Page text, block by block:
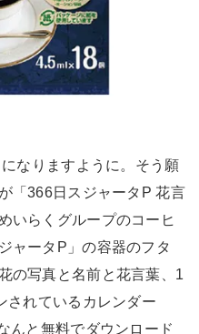
なりますように。そう願
「366日スジャータP 花言
いらくグループのコーヒ
ャータP」の容器のフタ
の写真と名前と花言葉、1
されているカレンダー
んと無料でダウンロード